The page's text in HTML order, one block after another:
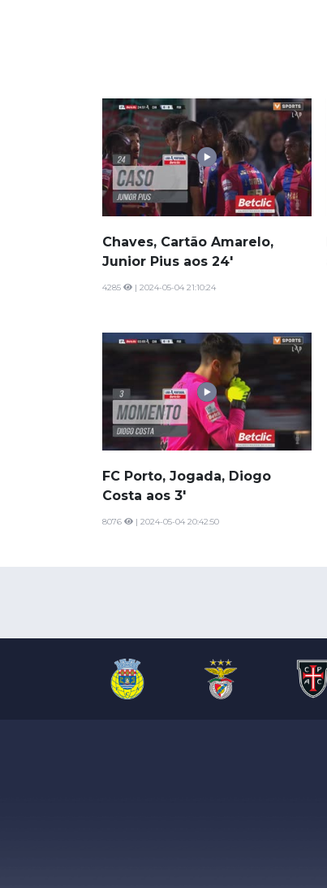
Chaves, Cartão Amarelo,
Junior Pius aos 24'
4285 | 2024-05-04 21:10:24
FC Porto, Jogada, Diogo
Costa aos 3'
8076 | 2024-05-04 20:42:50